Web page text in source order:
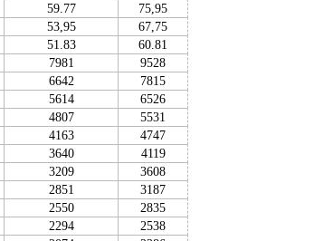
59.77
75,95
53,95
67,75
51.83
60.81
7981
9528
6642
7815
5614
6526
4807
5531
4163
4747
3640
4119
3209
3608
2851
3187
2550
2835
2294
2538